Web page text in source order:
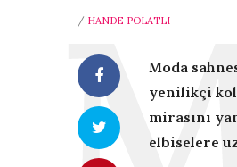
/ HANDE POLATLI
Moda
yenilikçi
mirasını
elbiselere